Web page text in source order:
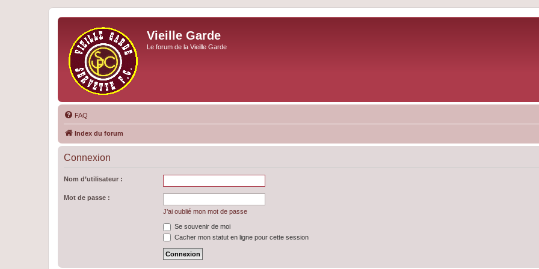
Vieille Garde
Le forum de la Vieille Garde
FAQ
Index du forum
Connexion
Nom d’utilisateur :
Mot de passe :
J’ai oublié mon mot de passe
Se souvenir de moi
Cacher mon statut en ligne pour cette session